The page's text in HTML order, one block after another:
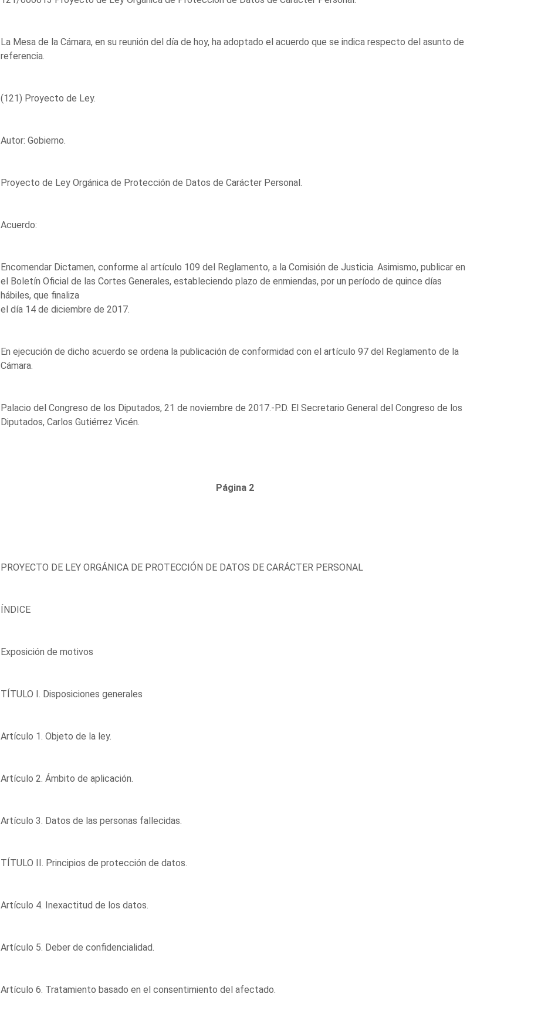
La Mesa de la Cámara, en su reunión del día de hoy, ha adoptado el acuerdo que se indica respecto del asunto de
referencia.
(121) Proyecto de Ley.
Autor: Gobierno.
Proyecto de Ley Orgánica de Protección de Datos de Carácter Personal.
Acuerdo:
Encomendar Dictamen, conforme al artículo 109 del Reglamento, a la Comisión de Justicia. Asimismo, publicar en
el Boletín Oficial de las Cortes Generales, estableciendo plazo de enmiendas, por un período de quince días
hábiles, que finaliza
el día 14 de diciembre de 2017.
En ejecución de dicho acuerdo se ordena la publicación de conformidad con el artículo 97 del Reglamento de la
Cámara.
Palacio del Congreso de los Diputados, 21 de noviembre de 2017.-P.D. El Secretario General del Congreso de los
Diputados, Carlos Gutiérrez Vicén.
Página 2
PROYECTO DE LEY ORGÁNICA DE PROTECCIÓN DE DATOS DE CARÁCTER PERSONAL
ÍNDICE
Exposición de motivos
TÍTULO I. Disposiciones generales
Artículo 1. Objeto de la ley.
Artículo 2. Ámbito de aplicación.
Artículo 3. Datos de las personas fallecidas.
TÍTULO II. Principios de protección de datos.
Artículo 4. Inexactitud de los datos.
Artículo 5. Deber de confidencialidad.
Artículo 6. Tratamiento basado en el consentimiento del afectado.